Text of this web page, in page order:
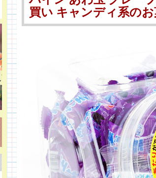
買い キャンディ系のお